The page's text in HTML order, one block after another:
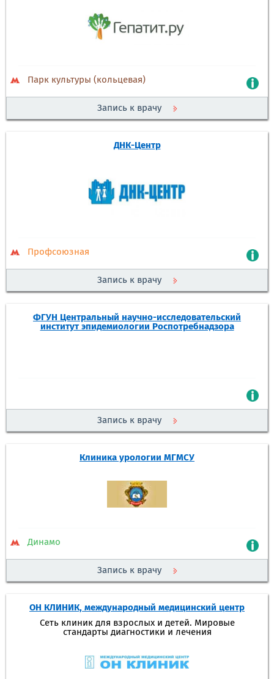
Парк культуры (кольцевая)
Запись к врачу
ДНК-Центр
Профсоюзная
Запись к врачу
ФГУН Центральный научно-исследовательский
институт эпидемиологии Роспотребнадзора
Запись к врачу
Клиника урологии МГМСУ
Динамо
Запись к врачу
ОН КЛИНИК, международный медицинский центр
Сеть клиник для взрослых и детей. Мировые
стандарты диагностики и лечения